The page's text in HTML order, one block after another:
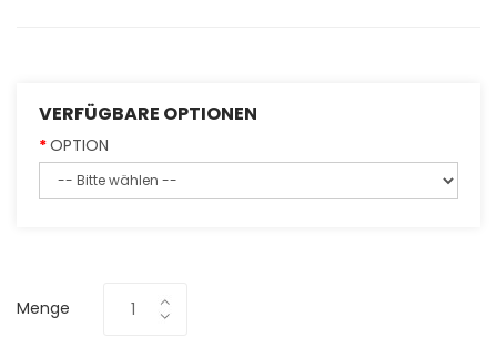
VERFÜGBARE OPTIONEN
OPTION
Menge